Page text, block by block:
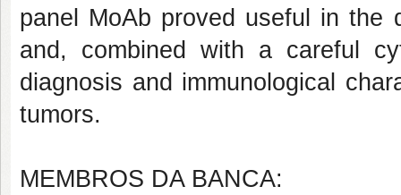
panel MoAb proved useful in the
and, combined with a careful
diagnosis and immunological
tumors.
MEMBROS DA BANCA: